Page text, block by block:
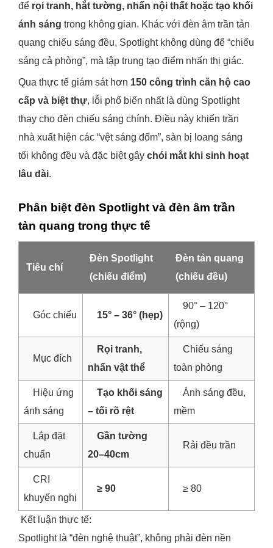
để rọi tranh, hắt tường, nhấn nội thất hoặc tạo khối
ánh sáng trong không gian. Khác với đèn âm trần tản
quang chiếu sáng đều, Spotlight không dùng để “chiếu
sáng cả phòng”, mà tập trung tạo điểm nhấn thị giác.
Qua thực tế giám sát hơn 150 công trình căn hộ cao
cấp và biệt thự, lỗi phổ biến nhất là dùng Spotlight
thay cho đèn chiếu sáng chính. Điều này khiến trần
nhà xuất hiện các “vệt sáng đốm”, sàn bị loang sáng
tối không đều và đặc biệt gây chói mắt khi sinh hoạt
lâu dài.
Phân biệt đèn Spotlight và đèn âm trần
tản quang trong thực tế
Tiêu chí
Đèn Spotlight
(chiếu điểm)
Đèn tản quang
(chiếu đều)
Góc chiếu 15° – 36° (hẹp)
90° – 120°
(rộng)
Mục đích
Rọi tranh,
nhấn vật thể
Chiếu sáng
toàn phòng
Hiệu ứng
ánh sáng
Tạo khối sáng
– tối rõ rệt
Ánh sáng đều,
mềm
Lắp đặt
chuẩn
Gần tường
20–40cm
Rải đều trần
CRI
khuyến nghị
≥ 90 ≥ 80
Kết luận thực tế:
Spotlight là “đèn nghệ thuật”, không phải đèn nền